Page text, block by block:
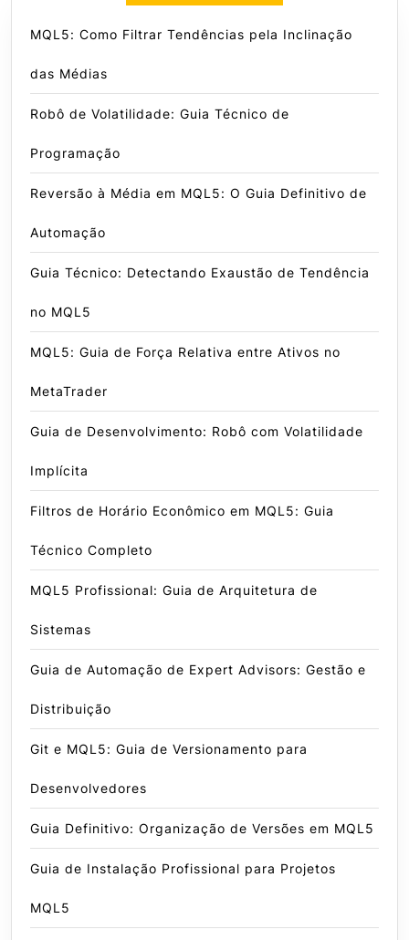
MQL5: Como Filtrar Tendências pela Inclinação
das Médias
Robô de Volatilidade: Guia Técnico de
Programação
Reversão à Média em MQL5: O Guia Definitivo de
Automação
Guia Técnico: Detectando Exaustão de Tendência
no MQL5
MQL5: Guia de Força Relativa entre Ativos no
MetaTrader
Guia de Desenvolvimento: Robô com Volatilidade
Implícita
Filtros de Horário Econômico em MQL5: Guia
Técnico Completo
MQL5 Profissional: Guia de Arquitetura de
Sistemas
Guia de Automação de Expert Advisors: Gestão e
Distribuição
Git e MQL5: Guia de Versionamento para
Desenvolvedores
Guia Definitivo: Organização de Versões em MQL5
Guia de Instalação Profissional para Projetos
MQL5